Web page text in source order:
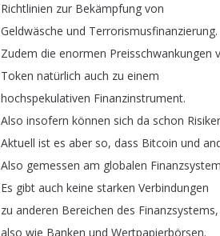
Richtlinien zur Bekämpfung von
Geldwäsche und Terrorismusfinanzierung.
Zudem die enormen Preisschwankungen
Token natürlich auch zu einem
hochspekulativen Finanzinstrument.
Also insofern können sich da schon
Aktuell ist es aber so, dass Bitcoin und
Also gemessen am globalen Finanzsystem
Es gibt auch keine starken Verbindungen
zu anderen Bereichen des Finanzsystems,
also wie Banken und Wertpapierbörsen.